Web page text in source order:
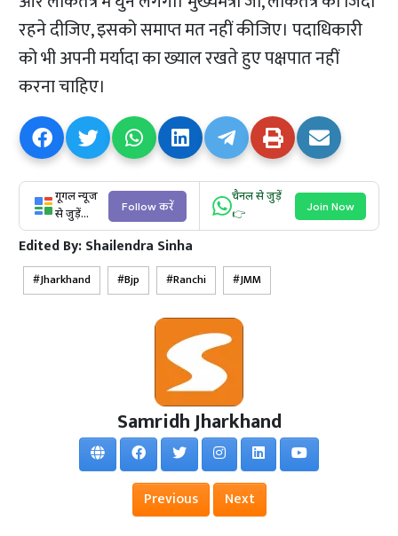
रहने दीजिए, इसको समाप्त मत नहीं कीजिए। पदाधिकारी
को भी अपनी मर्यादा का ख्याल रखते हुए पक्षपात नहीं
करना चाहिए।
गूगल न्यूज
से जुड़ें...
Follow करें
चैनल से जुड़ें
👉
Join Now
Edited By:Shailendra Sinha
Jharkhand Bjp Ranchi JMM
Samridh Jharkhand
Previous Next